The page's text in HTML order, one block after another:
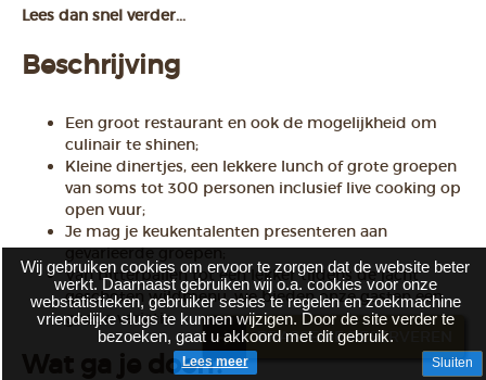
Wij gebruiken cookies om ervoor te zorgen dat de website beter
werkt. Daarnaast gebruiken wij o.a. cookies voor onze
webstatistieken, gebruiker sesies te regelen en zoekmachine
vriendelijke slugs te kunnen wijzigen. Door de site verder te
bezoeken, gaat u akkoord met dit gebruik.
Lees meer Sluiten
Lees dan snel verder...
Beschrijving
Een groot restaurant en ook de mogelijkheid om
culinair te shinen;
Kleine dinertjes, een lekkere lunch of grote groepen
van soms tot 300 personen inclusief live cooking op
open vuur;
Je mag je keukentalenten presenteren aan
gevarieerde groepen;
Van bitterballen tot een lekker tijdens de jacht
geschoten wildmenu, we bieden onze gasten een
goede variatie.
Wat ga je doen?
BRASSERIE RESERVEREN